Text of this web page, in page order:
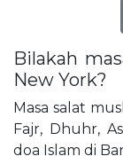
Bilakah
New York?
Masa salat
Fajr, Dhuhr,
doa Islam di